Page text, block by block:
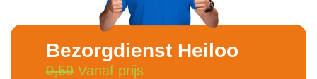
Bezorgdienst Heiloo
0,59Vanaf prijs